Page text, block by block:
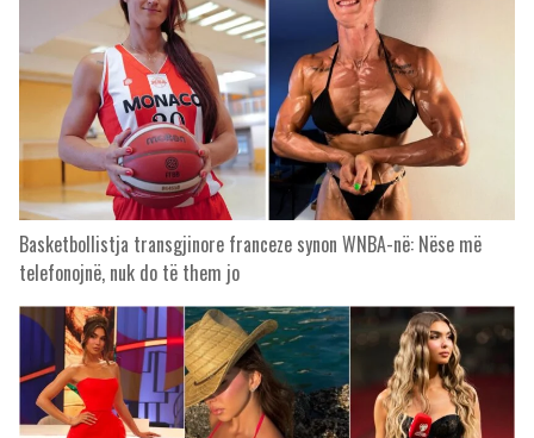
Basketbollistja transgjinore franceze synon WNBA-në: Nëse më
telefonojnë, nuk do të them jo